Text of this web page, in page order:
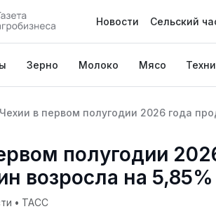
Новости Сельский
Зерно Молоко Мясо
в первом полугодии 2026 года
полугодии
возросла на 5,85%
• ТАСС